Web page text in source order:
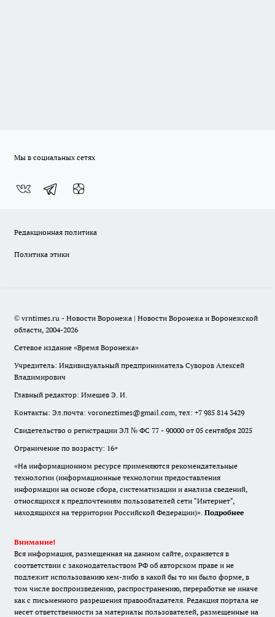
Мы в социальных сетях
Редакционная политика
Политика этики
© vrntimes.ru - Новости Воронежа | Новости Воронежа и Воронежской
области, 2004-2026
Сетевое издание «Время Воронежа»
Учредитель: Индивидуальный предприниматель Суворов Алексей
Владимирович
Главный редактор: Имешев Э. И.
Контакты: Эл.почта: voroneztimes@gmail.com, тел: +7 985 814 3429
Свидетельство о регистрации ЭЛ № ФС 77 - 90000 от 05 сентября 2025
Ограничение по возрасту: 16+
«На информационном ресурсе применяются рекомендательные
технологии (информационные технологии предоставления
информации на основе сбора, систематизации и анализа сведений,
относящихся к предпочтениям пользователей сети "Интернет",
находящихся на территории Российской Федерации)». Подробнее
Внимание!
Вся информация, размещенная на данном сайте, охраняется в
соответствии с законодательством РФ об авторском праве и не
подлежит использованию кем-либо в какой бы то ни было форме, в
том числе воспроизведению, распространению, переработке не иначе
как с письменного разрешения правообладателя. Редакция портала не
несет ответственности за материалы пользователей, размещенные на